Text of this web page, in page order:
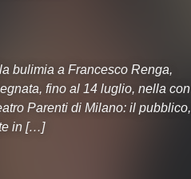
bulimia a Francesco Renga,
fino al 14 luglio, nella con
Parenti di Milano: il pubblico,
in […]